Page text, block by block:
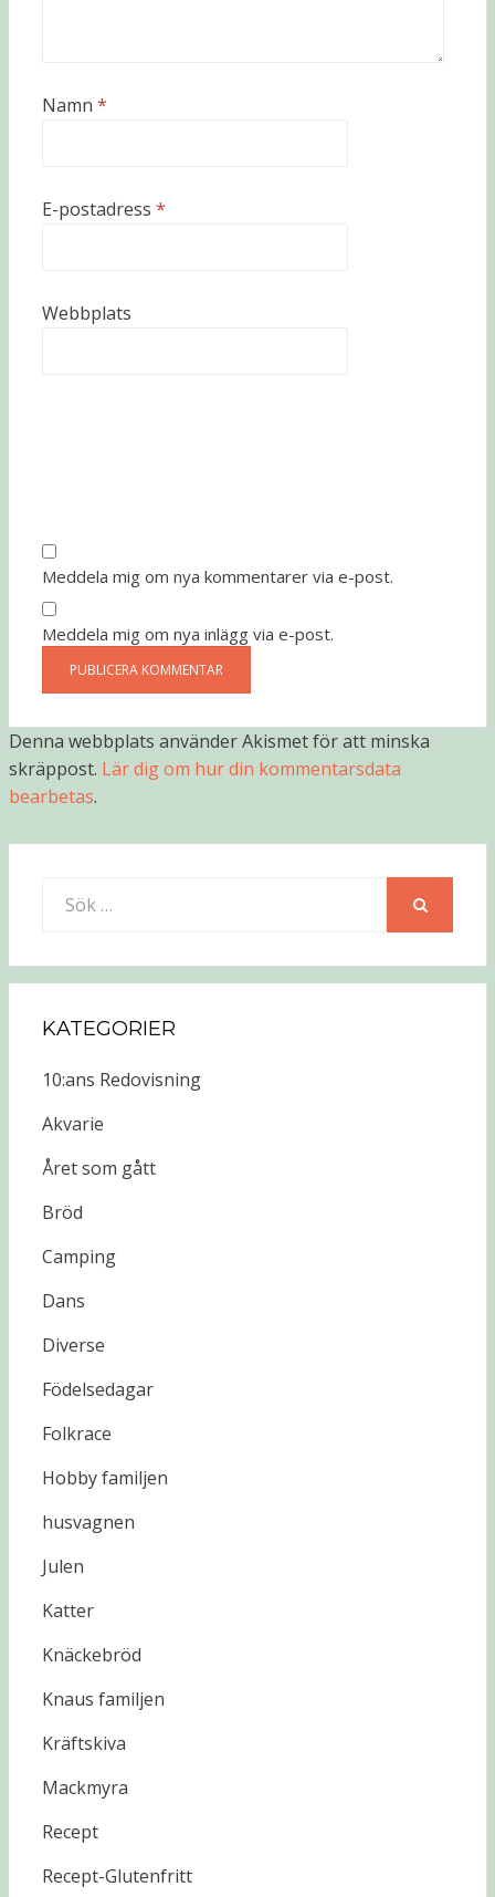
Namn *
E-postadress *
Webbplats
Meddela mig om nya kommentarer via e-post.
Meddela mig om nya inlägg via e-post.
Denna webbplats använder Akismet för att minska
skräppost. Lär dig om hur din kommentarsdata
bearbetas.
efter:
KATEGORIER
10:ans Redovisning
Akvarie
Året som gått
Bröd
Camping
Dans
Diverse
Födelsedagar
Folkrace
Hobby familjen
husvagnen
Julen
Katter
Knäckebröd
Knaus familjen
Kräftskiva
Mackmyra
Recept
Recept-Glutenfritt